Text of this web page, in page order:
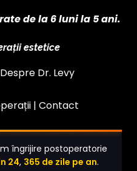
de la 6 luni la 5 ani.
estetice
Despre Dr. Levy
| Contact
îngrijire postoperatorie
24, 365 de zile pe an.